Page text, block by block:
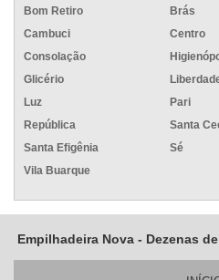
Bom Retiro
Brás
Cambuci
Centro
Consolação
Glicério
Luz
Pari
República
Santa
Santa Efigênia
Sé
Vila Buarque
Empilhadeira Nova - Dezenas